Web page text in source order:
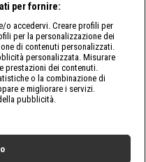
per fornire:
o accedervi. Creare profili per
per la personalizzazione dei
di contenuti personalizzati.
personalizzata. Misurare
prestazioni dei contenuti.
o la combinazione di
e migliorare i servizi.
pubblicità.